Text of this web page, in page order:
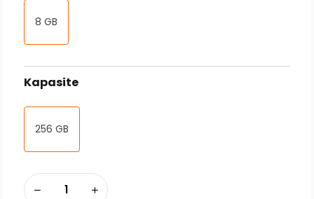
8 GB
Kapasite
256 GB